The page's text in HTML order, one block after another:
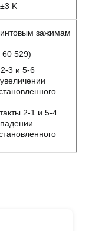
K
зажимам
60 529)
2-3 и 5-6
2-1 и 5-4